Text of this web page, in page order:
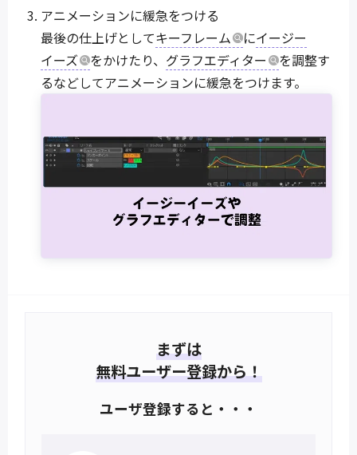
アニメーションに緩急をつける
最後の仕上げとしてキーフレーム にイージー
イーズ
をかけたり、 グラフエディター
を調整す
るなどしてアニメーションに緩急をつけます。
まずは
無料ユーザー登録から！
ユーザ登録すると・・・